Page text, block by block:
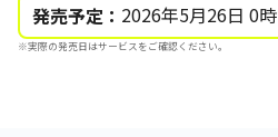
発売予定： 2026年5月26日 0時
※実際の発売日はサービスをご確認ください。